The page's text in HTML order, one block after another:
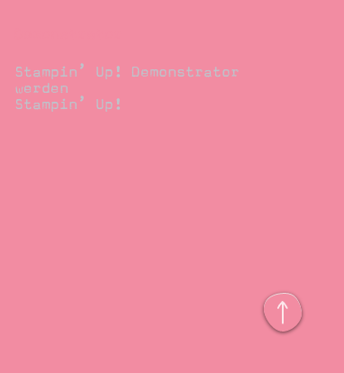
Stampin’ Up! Demonstrator
werden
Stampin’ Up!